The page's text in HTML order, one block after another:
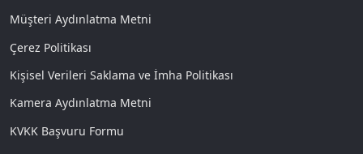
Müşteri Aydınlatma Metni
Çerez Politikası
Kişisel Verileri Saklama ve İmha Politikası
Kamera Aydınlatma Metni
KVKK Başvuru Formu